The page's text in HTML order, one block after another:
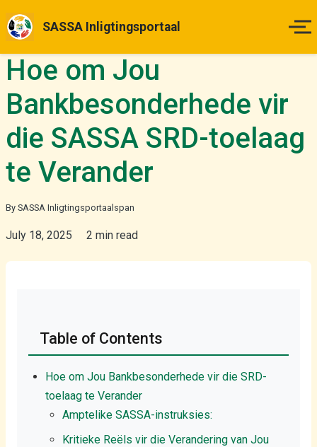
SASSA Inligtingsportaal
Tuisblad
Betalingsdatums
Status Kontrole
Appèlle
Afrikaans
Hoe om Jou
Bankbesonderhede vir
die SASSA SRD-toelaag
te Verander
By SASSA Inligtingsportaalspan
July 18, 2025 2 min read
Table of Contents
Hoe om Jou Bankbesonderhede vir die SRD-
toelaag te Verander
Amptelike SASSA-instruksies:
Kritieke Reëls vir die Verandering van Jou